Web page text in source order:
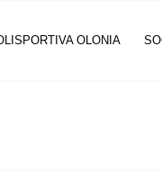
OLONIA